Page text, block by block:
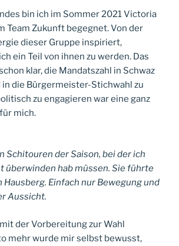
bin ich im Sommer 2021 Victoria
Team Zukunft begegnet. Von der
dieser Gruppe inspiriert,
ein Teil von ihnen zu werden. Das
klar, die Mandatszahl in Schwaz
in die Bürgermeister-Stichwahl zu
zu engagieren war eine ganz
mich.
Schitouren der Saison, bei der ich
überwinden hab müssen. Sie führte
Hausberg. Einfach nur Bewegung und
Aussicht.
der Vorbereitung zur Wahl
mehr wurde mir selbst bewusst,